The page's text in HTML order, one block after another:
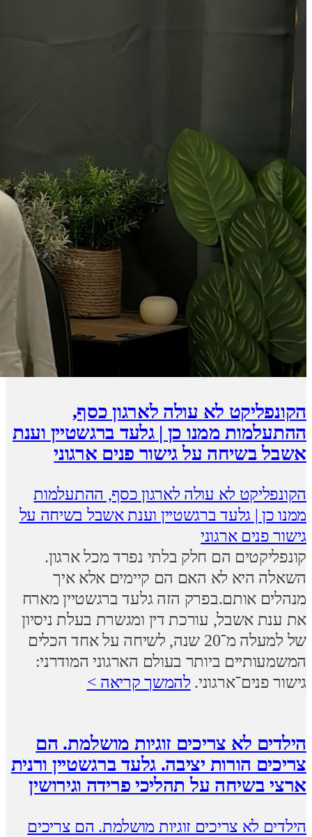
הקונפליקט לא עולה לארגון כסף,
ההתעלמות ממנו כן | גלעד ברגשטיין וענת
אשבל בשיחה על גישור פנים ארגוני
הקונפליקט לא עולה לארגון כסף, ההתעלמות
ממנו כן | גלעד ברגשטיין וענת אשבל בשיחה על
גישור פנים ארגוני
קונפליקטים הם חלק בלתי נפרד מכל ארגון.
השאלה היא לא האם הם קיימים אלא איך
מנהלים אותם.בפרק הזה גלעד ברגשטיין מארח
את ענת אשבל, עורכת דין ומגשרת בעלת ניסיון
של למעלה מ־20 שנה, לשיחה על אחד הכלים
המשמעותיים ביותר בעולם הארגוני המודרני:
גישור פנים־ארגוני. להמשך קריאה >
הילדים לא צריכים זוגיות מושלמת. הם
צריכים הורות יציבה. גלעד ברגשטיין ורנית
ארצי בשיחה על תהליכי פרידה וגירושין
הילדים לא צריכים זוגיות מושלמת. הם צריכים